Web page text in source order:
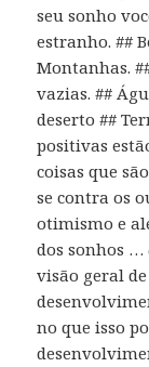
seu sonho
estranho. ##
Montanhas.
vazias. ##
deserto ##
positivas
coisas que
se contra os
otimismo e
dos sonhos …
visão geral
no que isso